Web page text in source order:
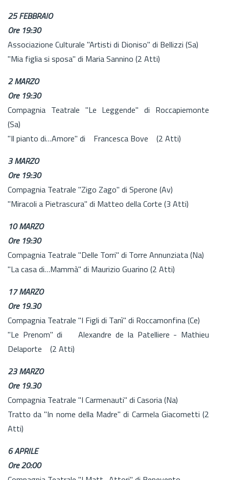
25 FEBBRAIO
Ore 19:30
Associazione Culturale "Artisti di Dioniso" di Bellizzi (Sa)
"Mia figlia si sposa" di Maria Sannino (2 Atti)
2 MARZO
Ore 19:30
Compagnia Teatrale "Le Leggende" di Roccapiemonte
(Sa)
"Il pianto di…Amore" di Francesca Bove (2 Atti)
3 MARZO
Ore 19:30
Compagnia Teatrale "Zigo Zago" di Sperone (Av)
"Miracoli a Pietrascura" di Matteo della Corte (3 Atti)
10 MARZO
Ore 19:30
Compagnia Teatrale "Delle Torri" di Torre Annunziata (Na)
"La casa di…Mammà" di Maurizio Guarino (2 Atti)
17 MARZO
Ore 19.30
Compagnia Teatrale "I Figli di Tanì" di Roccamonfina (Ce)
"Le Prenom" di Alexandre de la Patelliere - Mathieu
Delaporte (2 Atti)
23 MARZO
Ore 19.30
Compagnia Teatrale "I Carmenauti" di Casoria (Na)
Tratto da "In nome della Madre" di Carmela Giacometti (2
Atti)
6 APRILE
Ore 20:00